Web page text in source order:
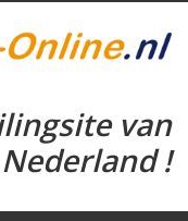
van
Nederland !